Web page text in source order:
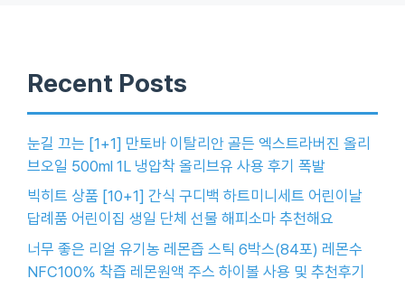
Recent Posts
눈길 끄는 [1+1] 만토바 이탈리안 골든 엑스트라버진 올리
브오일 500ml 1L 냉압착 올리브유 사용 후기 폭발
빅히트 상품 [10+1] 간식 구디백 하트미니세트 어린이날
답례품 어린이집 생일 단체 선물 해피소마 추천해요
너무 좋은 리얼 유기농 레몬즙 스틱 6박스(84포) 레몬수
NFC100% 착즙 레몬원액 주스 하이볼 사용 및 추천후기